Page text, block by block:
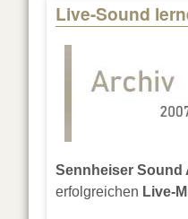
Live-Sound
Sennheiser Sound
erfolgreichen Live-